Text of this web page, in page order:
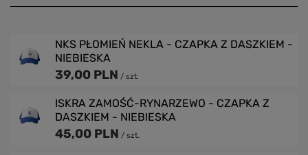
NKS PŁOMIEŃ NEKLA - CZAPKA Z DASZKIEM -
NIEBIESKA
39,00 PLN / szt.
ISKRA ZAMOŚĆ-RYNARZEWO - CZAPKA Z
DASZKIEM - NIEBIESKA
45,00 PLN / szt.